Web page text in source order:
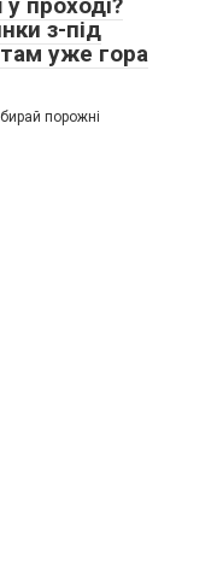
з-під
уже гора
порожні